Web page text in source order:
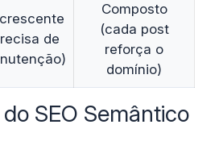
de
Composto
(cada post
reforça o
domínio)
SEO Semântico